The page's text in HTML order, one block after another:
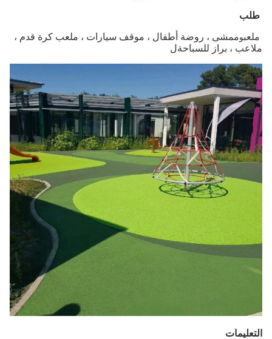
طلب
ملعبوممشى ، روضة أطفال ، موقف سيارات ، ملعب كرة قدم ،
ملاعب ، براز للسباحةل
التعليمات